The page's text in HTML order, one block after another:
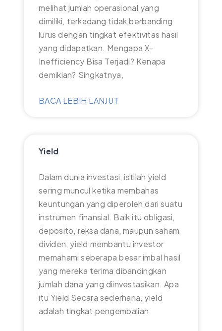
melihat jumlah operasional yang
dimiliki, terkadang tidak berbanding
lurus dengan tingkat efektivitas hasil
yang didapatkan. Mengapa X-
Inefficiency Bisa Terjadi? Kenapa
demikian? Singkatnya,
BACA LEBIH LANJUT
Yield
Dalam dunia investasi, istilah yield
sering muncul ketika membahas
keuntungan yang diperoleh dari suatu
instrumen finansial. Baik itu obligasi,
deposito, reksa dana, maupun saham
dividen, yield membantu investor
memahami seberapa besar imbal hasil
yang mereka terima dibandingkan
jumlah dana yang diinvestasikan. Apa
itu Yield Secara sederhana, yield
adalah tingkat pengembalian